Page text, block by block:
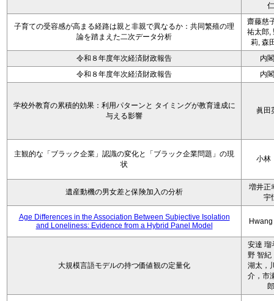
仁
子育ての受容感が高まる経路は親と非親で異なるか：共同繁殖の理
論を踏まえた二次データ分析
齋藤慈
祐太郎,
莉, 森
令和８年度年次経済財政報告
内
令和８年度年次経済財政報告
内
学校外教育の累積的効果：利用パターンと タイミングが教育達成に
与える影響
眞田
主観的な「ブラック企業」認識の変化と「ブラック企業問題」の現
状
小
遺産動機の男女差と保険加入の分析
増井正
宇
Age Differences in the Association Between Subjective Isolation
and Loneliness: Evidence from a Hybrid Panel Model
大規模言語モデルの持つ価値観の定量化
安達 瑠
野 智紀
湖太，
介，市
郎